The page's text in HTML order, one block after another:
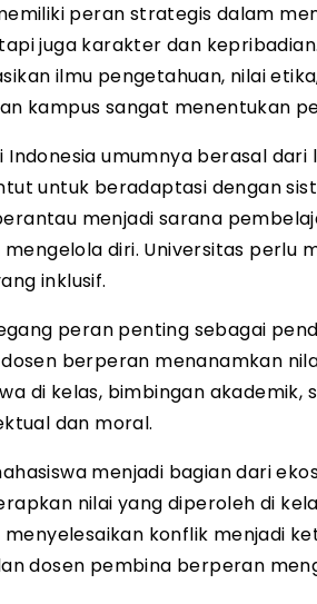
peran strategis dalam
juga karakter dan
ilmu pengetahuan, nilai
kampus sangat menentukan
Indonesia umumnya berasal
untuk beradaptasi dengan
menjadi sarana
diri. Universitas perlu
inklusif.
peran penting sebagai
berperan menanamkan
di kelas, bimbingan
dan moral.
menjadi bagian dari
nilai yang diperoleh di
konflik menjadi
dosen pembina berperan